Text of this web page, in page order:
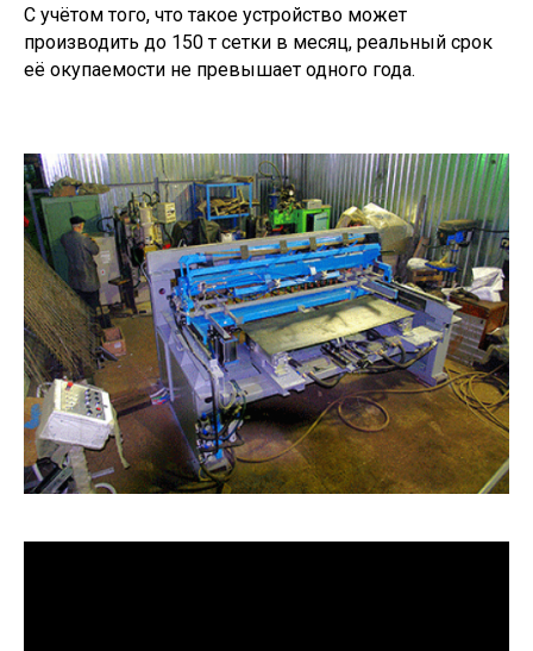
С учётом того, что такое устройство может
производить до 150 т сетки в месяц, реальный срок
её окупаемости не превышает одного года.